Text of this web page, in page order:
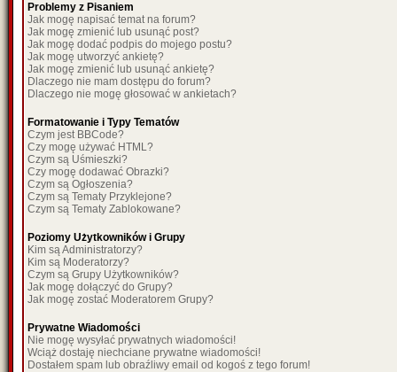
Problemy z Pisaniem
Jak mogę napisać temat na forum?
Jak mogę zmienić lub usunąć post?
Jak mogę dodać podpis do mojego postu?
Jak mogę utworzyć ankietę?
Jak mogę zmienić lub usunąć ankietę?
Dlaczego nie mam dostępu do forum?
Dlaczego nie mogę głosować w ankietach?
Formatowanie i Typy Tematów
Czym jest BBCode?
Czy mogę używać HTML?
Czym są Uśmieszki?
Czy mogę dodawać Obrazki?
Czym są Ogłoszenia?
Czym są Tematy Przyklejone?
Czym są Tematy Zablokowane?
Poziomy Użytkowników i Grupy
Kim są Administratorzy?
Kim są Moderatorzy?
Czym są Grupy Użytkowników?
Jak mogę dołączyć do Grupy?
Jak mogę zostać Moderatorem Grupy?
Prywatne Wiadomości
Nie mogę wysyłać prywatnych wiadomości!
Wciąż dostaję niechciane prywatne wiadomości!
Dostałem spam lub obraźliwy email od kogoś z tego forum!